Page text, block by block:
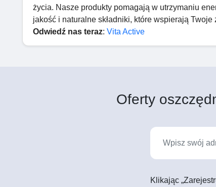
życia. Nasze produkty pomagają w utrzymaniu
jakość i naturalne składniki, które wspierają
Odwiedź nas teraz: Vita Active
Oferty
Klikając